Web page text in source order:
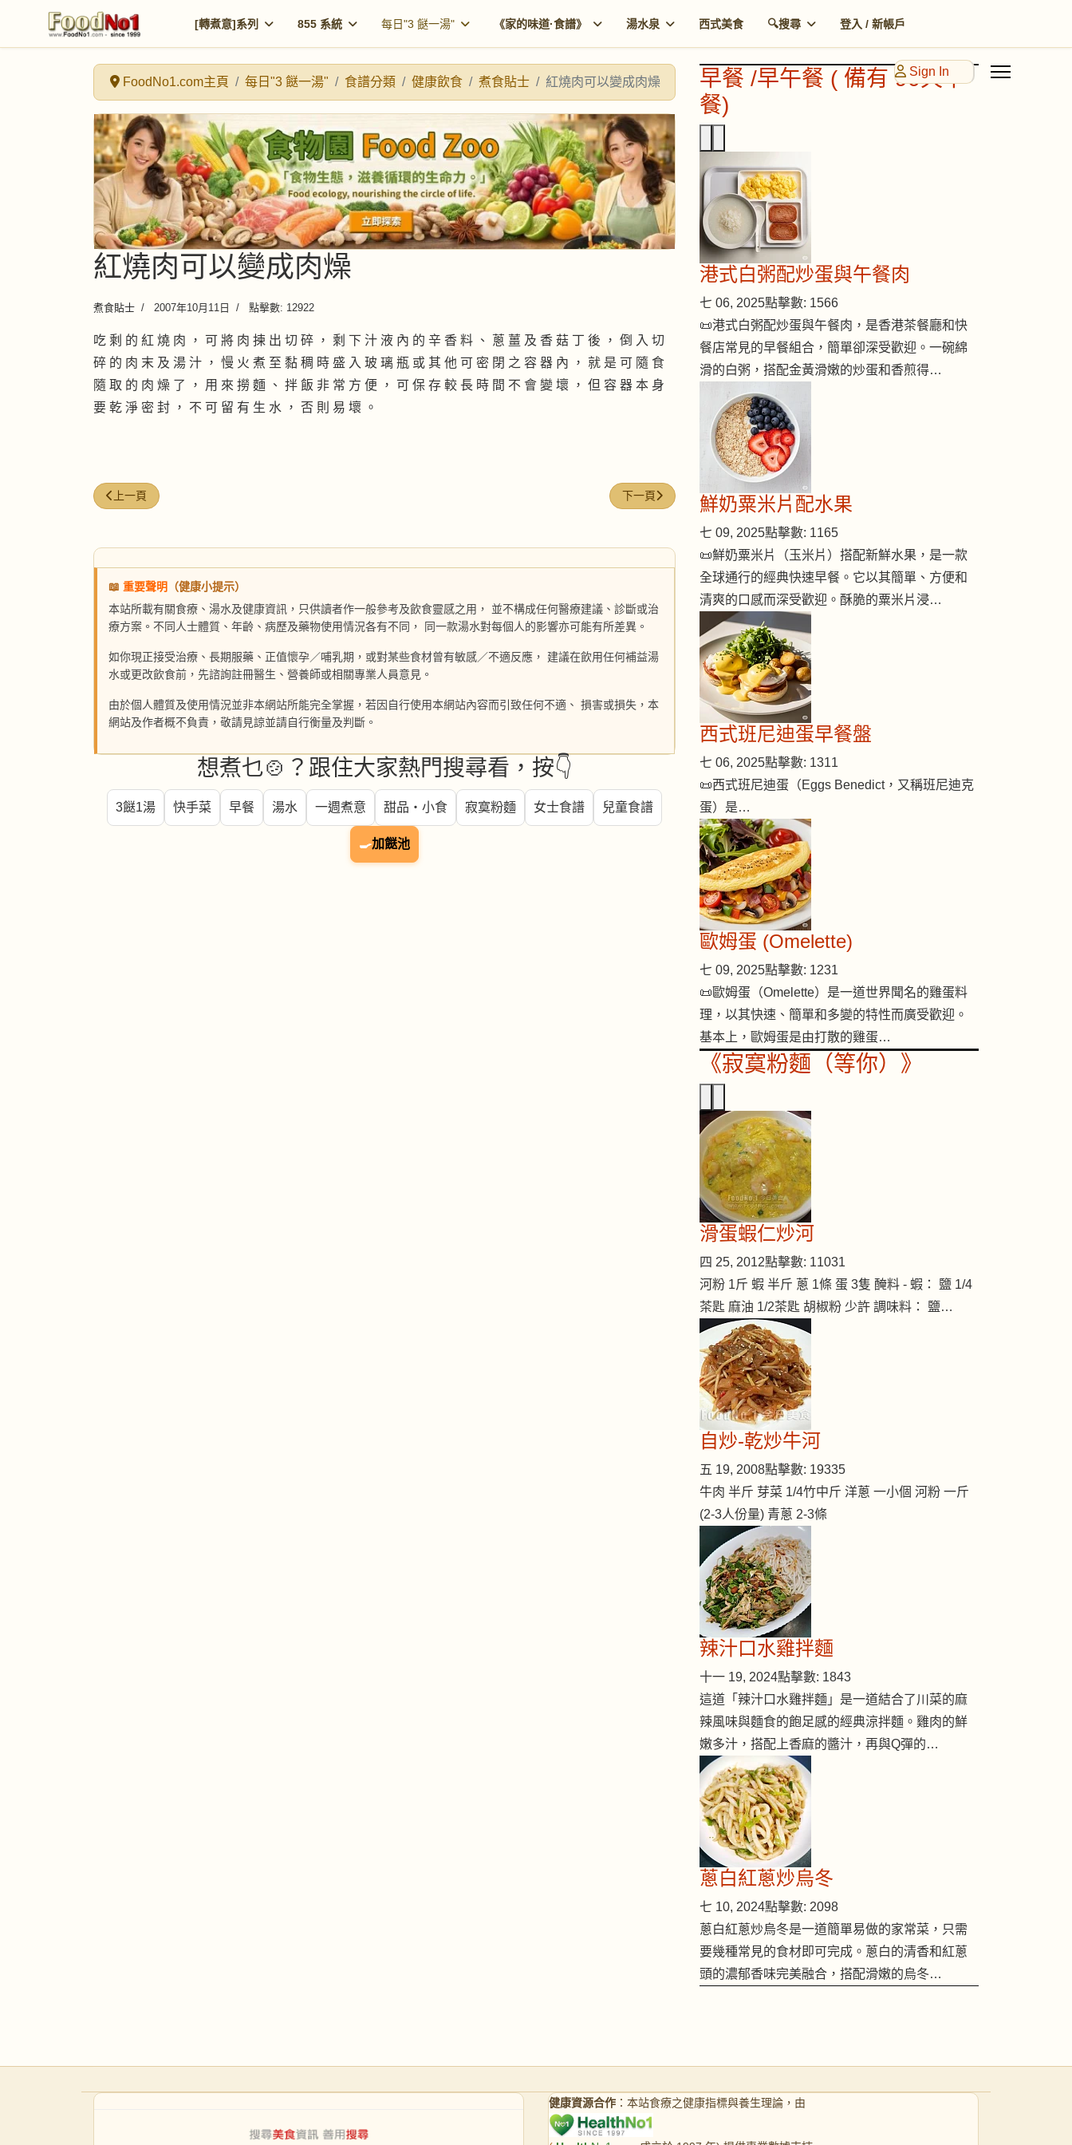
[轉煮意]系列 855 系統 每日"3 餸一湯" 《家的味道·食譜》 湯水泉 西式美食 🔍搜尋 登入 / 新帳戶
Sign In
FoodNo1.com主頁 每日"3 餸一湯" 食譜分類 健康飲食 煮食貼士 紅燒肉可以變成肉燥
紅燒肉可以變成肉燥
煮食貼士 2007年10月11日 點擊數: 12922
吃 剩 的 紅 燒 肉 ， 可 將 肉 揀 出 切 碎 ， 剩 下 汁 液 內 的 辛 香 料 、 蔥 薑 及 香 菇 丁 後 ， 倒 入 切
碎 的 肉 末 及 湯 汁 ， 慢 火 煮 至 黏 稠 時 盛 入 玻 璃 瓶 或 其 他 可 密 閉 之 容 器 內 ， 就 是 可 隨 食
隨 取 的 肉 燥 了 ， 用 來 撈 麵 、 拌 飯 非 常 方 便 ， 可 保 存 較 長 時 間 不 會 變 壞 ， 但 容 器 本 身
要 乾 淨 密 封 ， 不 可 留 有 生 水 ， 否 則 易 壞 。
上一篇文章: 鰹魚內臟泡酒更好味
上一頁 下一篇文章: 魚肉海鮮記日子
下一頁
📖 重要聲明
（健康小提示）
本站所載有關食療、湯水及健康資訊，只供讀者作一般參考及飲食靈感之用， 並不構成任何醫療建議、診斷或治
療方案。不同人士體質、年齡、病歷及藥物使用情況各有不同， 同一款湯水對每個人的影響亦可能有所差異。
如你現正接受治療、長期服藥、正值懷孕／哺乳期，或對某些食材曾有敏感／不適反應， 建議在飲用任何補益湯
水或更改飲食前，先諮詢註冊醫生、營養師或相關專業人員意見。
由於個人體質及使用情況並非本網站所能完全掌握，若因自行使用本網站內容而引致任何不適、 損害或損失，本
網站及作者概不負責，敬請見諒並請自行衡量及判斷。
想煮乜🍲？跟住大家熱門搜尋看，按👇
3餸1湯 快手菜 早餐 湯水 一週煮意 甜品・小食 寂寞粉麵 女士食譜 兒童食譜
🍳加餸池
早餐 /早午餐 ( 備有 90天早
餐)
港式白粥配炒蛋與午餐肉
七 06, 2025點擊數: 1566
📜港式白粥配炒蛋與午餐肉，是香港茶餐廳和快
餐店常見的早餐組合，簡單卻深受歡迎。一碗綿
滑的白粥，搭配金黃滑嫩的炒蛋和香煎得…
鮮奶粟米片配水果
七 09, 2025點擊數: 1165
📜鮮奶粟米片（玉米片）搭配新鮮水果，是一款
全球通行的經典快速早餐。它以其簡單、方便和
清爽的口感而深受歡迎。酥脆的粟米片浸…
西式班尼迪蛋早餐盤
七 06, 2025點擊數: 1311
📜西式班尼迪蛋（Eggs Benedict，又稱班尼迪克
蛋）是…
歐姆蛋 (Omelette)
七 09, 2025點擊數: 1231
📜歐姆蛋（Omelette）是一道世界聞名的雞蛋料
理，以其快速、簡單和多變的特性而廣受歡迎。
基本上，歐姆蛋是由打散的雞蛋…
《寂寞粉麵（等你）》
滑蛋蝦仁炒河
四 25, 2012點擊數: 11031
河粉 1斤 蝦 半斤 蔥 1條 蛋 3隻 醃料 - 蝦： 鹽 1/4
茶匙 麻油 1/2茶匙 胡椒粉 少許 調味料： 鹽…
自炒-乾炒牛河
五 19, 2008點擊數: 19335
牛肉 半斤 芽菜 1/4竹中斤 洋蔥 一小個 河粉 一斤
(2-3人份量) 青蔥 2-3條
辣汁口水雞拌麵
十一 19, 2024點擊數: 1843
這道「辣汁口水雞拌麵」是一道結合了川菜的麻
辣風味與麵食的飽足感的經典涼拌麵。雞肉的鮮
嫩多汁，搭配上香麻的醬汁，再與Q彈的…
蔥白紅蔥炒烏冬
七 10, 2024點擊數: 2098
蔥白紅蔥炒烏冬是一道簡單易做的家常菜，只需
要幾種常見的食材即可完成。蔥白的清香和紅蔥
頭的濃郁香味完美融合，搭配滑嫩的烏冬…
健康資源合作 ：本站食療之健康指標與養生理論，由